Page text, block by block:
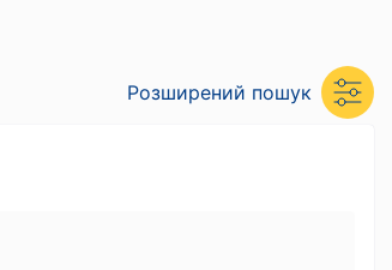
Розширений пошук